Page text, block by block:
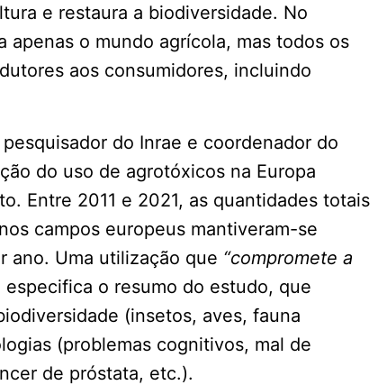
e restaura a biodiversidade. No
o mundo agrícola, mas todos os
aos consumidores, incluindo
do Inrae e coordenador do
do uso de agrotóxicos na Europa
Entre 2011 e 2021, as quantidades totais
campos europeus mantiveram-se
ano. Uma utilização que “compromete a
especifica o resumo do estudo, que
(insetos, aves, fauna
(problemas cognitivos, mal de
de próstata, etc.).